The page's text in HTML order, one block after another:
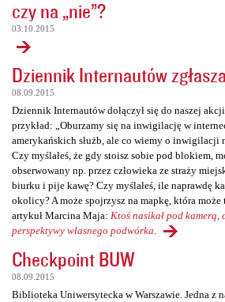
czy na „nie”?
03.10.2015
Dziennik Internautów
08.09.2015
Dziennik Internautów dołączył się do naszej
przykład: „Oburzamy się na inwigilację w
amerykańskich służb, ale co wiemy o inwigilacji
Czy myślałeś, że gdy stoisz sobie pod blokiem,
obserwowany np. przez człowieka ze straży
biurku i pije kawę? Czy myślałeś, ile naprawdę
okolicy? A może spojrzysz na mapkę, która może
artykuł Marcina Maja: Ktoś nasikał pod
perspektywy własnego podwórka
Checkpoint BUW
08.09.2015
Biblioteka Uniwersytecka w Warszawie. Jedna z